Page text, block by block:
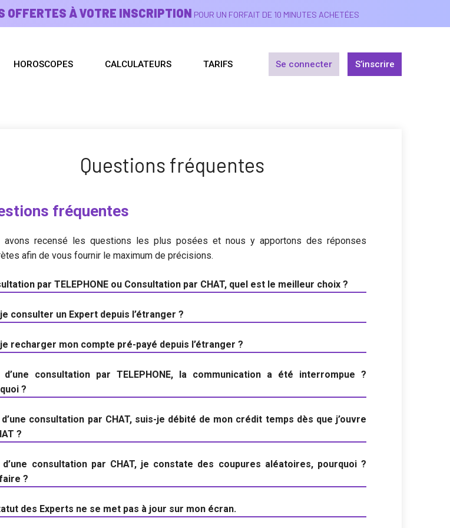
OFFERTES À VOTRE INSCRIPTION POUR UN FORFAIT DE 10 MINUTES ACHETÉES
HOROSCOPES CALCULATEURS TARIFS Se connecter S’inscrire
Questions fréquentes
fréquentes
avons recensé les questions les plus posées et nous y apportons des réponses
afin de vous fournir le maximum de précisions.
par TELEPHONE ou Consultation par CHAT, quel est le meilleur choix ?
consulter un Expert depuis l’étranger ?
recharger mon compte pré-payé depuis l’étranger ?
d’une consultation par TELEPHONE, la communication a été interrompue ?
?
consultation par CHAT, suis-je débité de mon crédit temps dès que j’ouvre
?
consultation par CHAT, je constate des coupures aléatoires, pourquoi ?
?
des Experts ne se met pas à jour sur mon écran.